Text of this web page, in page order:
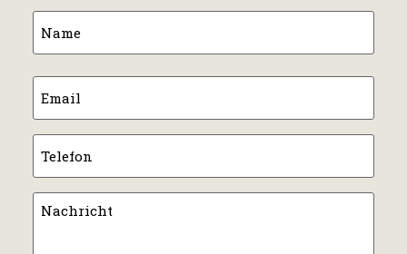
Name
*
Email
Telefon
Nachricht